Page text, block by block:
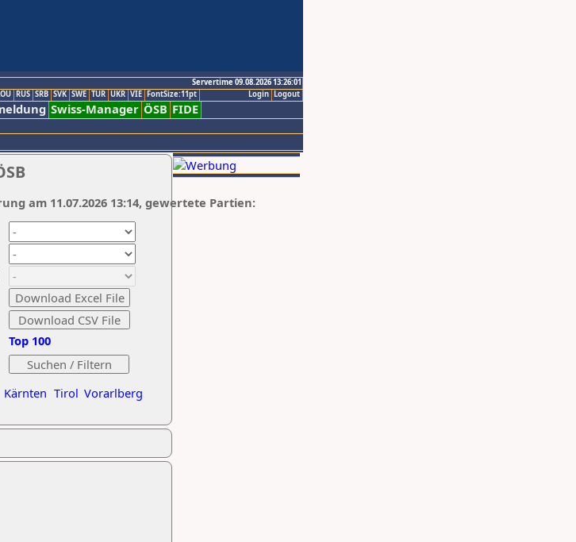
Servertime 09.08.2026 13:26:01
Logout
Login
RUS SRB SVK SWE TUR UKR VIE FontSize:11pt
Swiss-Manager ÖSB FIDE
Kärnten Tirol Vorarlberg
Top 100
am 11.07.2026 13:14, gewertete Partien: